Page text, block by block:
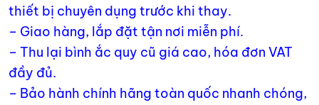
thiết bị chuyên dụng trước khi thay.
– Giao hàng, lắp đặt tận nơi miễn phí.
– Thu lại bình ắc quy cũ giá cao, hóa đơn VAT
đầy đủ.
– Bảo hành chính hãng toàn quốc nhanh chóng,